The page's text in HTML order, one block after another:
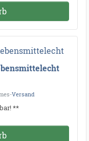
Versand
**